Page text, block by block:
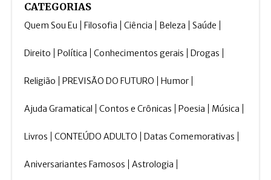
CATEGORIAS
Quem Sou Eu Filosofia Ciência Beleza Saúde
Direito Política Conhecimentos gerais Drogas
Religião PREVISÃO DO FUTURO Humor
Ajuda Gramatical Contos e Crônicas Poesia Música
Livros CONTEÚDO ADULTO Datas Comemorativas
Aniversariantes Famosos Astrologia